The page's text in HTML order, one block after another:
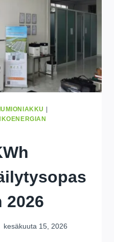
2026
kesäkuuta 15, 2026